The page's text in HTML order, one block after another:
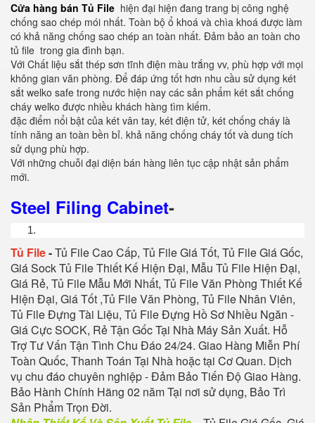
Cửa hàng bán Tủ File hiện đại hiện đang trang bị công nghệ
chống sao chép mói nhất. Toàn bộ ổ khoá và chìa khoá được làm
có khả năng chống sao chép an toàn nhất. Đảm bảo an toàn cho
tủ file trong gia đình bạn.
Với Chất liệu sắt thép sơn tĩnh điện màu trắng vv, phù hợp với mọi
không gian văn phòng. Để đáp ứng tốt hơn nhu cầu sử dụng két
sắt welko safe trong nước hiện nay các sản phẩm két sắt chống
cháy welko được nhiều khách hàng tìm kiếm.
đặc điểm nổi bật của két vân tay, két điện tử, két chống cháy là
tính năng an toàn bền bỉ. khả năng chống cháy tốt và dung tích
sử dụng phù hợp.
Với những chuỗi đại diện bán hàng liên tục cập nhật sản phẩm
mới.
Steel Filing Cabinet-
Tủ File-Tủ File Cao Cấp, Tủ File Giá Tốt, Tủ File Giá Gốc,
Giá Sock Tủ File Thiết Kế Hiện Đại, Mẫu Tủ File Hiện Đại,
Giá Rẻ, Tủ File Mẫu Mới Nhất, Tủ File Văn Phòng Thiết Kế
Hiện Đại, Giá Tốt ,Tủ File Văn Phòng, Tủ File Nhân Viên,
Tủ File Đựng Tài Liệu, Tủ File Đựng Hồ Sơ Nhiều Ngăn -
Giá Cực SOCK, Rẻ Tận Gốc Tại Nhà Máy Sản Xuất. Hỗ
Trợ Tư Vấn Tận Tình Chu Đáo 24/24. Giao Hàng Miễn Phí
Toàn Quốc, Thanh Toán Tại Nhà hoặc tại Cơ Quan. Dịch
vụ chu đáo chuyên nghiệp - Đảm Bảo Tiến Độ Giao Hàng.
Bảo Hành Chính Hãng 02 năm Tại nơi sử dụng, Bảo Trì
Sản Phẩm Trọn Đời.